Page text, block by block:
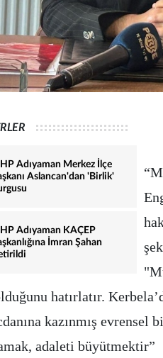
Adıyaman Merkez İlçe
Aslancan'dan 'Birlik'
Adıyaman KAÇEP
İmran Şahan
hatırlatır.
kazınmış evrensel
adaleti büyütmektir”